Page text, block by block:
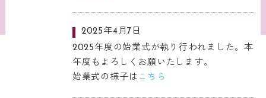
2025年4月7日
2025年度の始業式が執り行われました。本
年度もよろしくお願いたします。
始業式の様子は こちら